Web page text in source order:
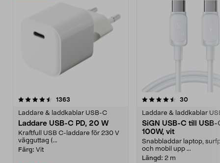
1363
Laddare & laddkablar USB-C
Laddare USB-C PD, 20 W
Kraftfull USB C-laddare för 230 V
vägguttag (...
Färg: Vit
4.5 av 5 stjärnor 30
Laddare & laddkablar
SiGN USB-C till
100W, vit
Snabbladdar laptop,
och mobil upp ...
Längd: 2 m
4.5 av 5 stjärnor